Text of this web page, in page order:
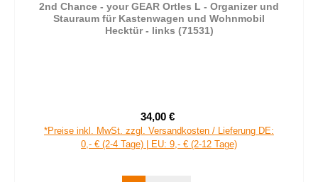
2nd Chance - your GEAR Ortles L - Organizer und
Stauraum für Kastenwagen und Wohnmobil
Hecktür - links (71531)
Verkaufspreis:
34,00 €
*Preise inkl. MwSt. zzgl. Versandkosten / Lieferung DE:
0,- € (2-4 Tage) | EU: 9,- € (2-12 Tage)